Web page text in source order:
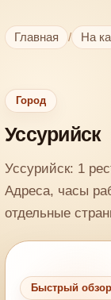
Главная / На
Город
Уссурийск
Уссурийск: 1
Адреса, часы
отдельные
Быстрый обзор